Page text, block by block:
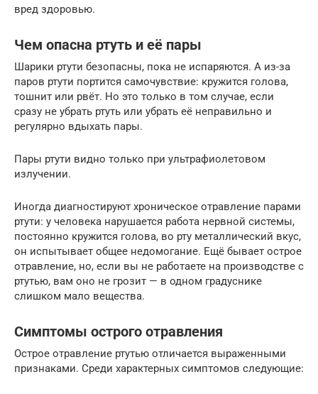
вред здоровью.
Чем опасна ртуть и её пары
Шарики ртути безопасны, пока не испаряются. А из-за
паров ртути портится самочувствие: кружится голова,
тошнит или рвёт. Но это только в том случае, если
сразу не убрать ртуть или убрать её неправильно и
регулярно вдыхать пары.
Пары ртути видно только при ультрафиолетовом
излучении.
Иногда диагностируют хроническое отравление парами
ртути: у человека нарушается работа нервной системы,
постоянно кружится голова, во рту металлический вкус,
он испытывает общее недомогание. Ещё бывает острое
отравление, но, если вы не работаете на производстве с
ртутью, вам оно не грозит — в одном градуснике
слишком мало вещества.
Симптомы острого отравления
Острое отравление ртутью отличается выраженными
признаками. Среди характерных симптомов следующие: